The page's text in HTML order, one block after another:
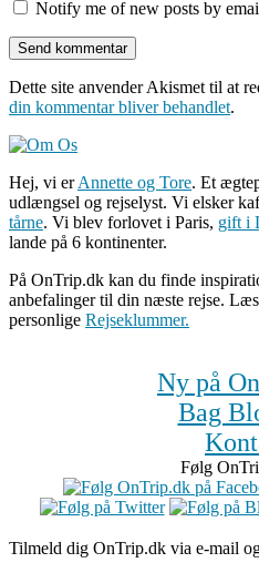
Notify me of new posts by
Dette site anvender Akismet til at
din kommentar bliver behandlet.
Hej, vi erAnnette og Tore. Et
udlængsel og rejselyst. Vi elsker
tårne. Vi blev forlovet i Paris, gift i
lande på 6 kontinenter.
På OnTrip.dk kan du finde
anbefalinger til din næste rejse.
personlige Rejseklummer.
Ny på
Bag
Følg
Tilmeld dig OnTrip.dk via e-mail